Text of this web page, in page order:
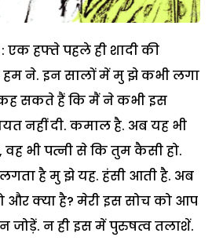
: एक हफ्ते पहले ही शादी की
हम ने. इन सालों में मु झे कभी लगा
कह सकते हैं कि मैं ने कभी इस
नहीं दी. कमाल है. अब यह भी
भी पत्नी से कि तुम कैसी हो.
लगता है मु झे यह. हंसी आती है. अब
और क्या है? मेरी इस सोच को आप
जोड़ें. न ही इस में पुरुषत्व तलाशें.